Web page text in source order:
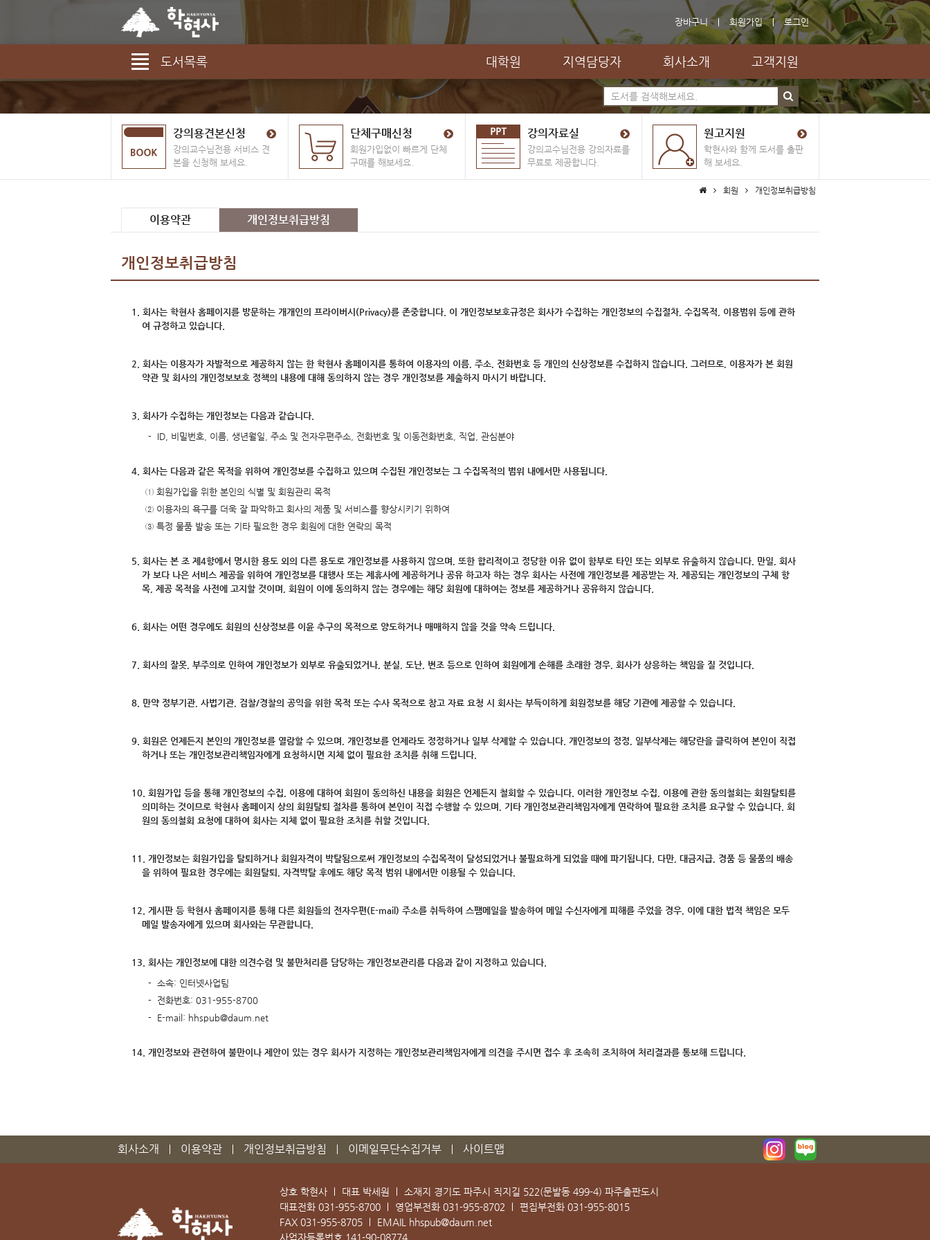
장바구니 회원가입 로그인
도서목록 대학원 지역담당자 회사소개 고객지원
강의용견본신청
강의교수님전용 서비스 견
본을 신청해 보세요.
단체구매신청
회원가입없이 빠르게 단체
구매를 해보세요.
강의자료실
강의교수님전용 강의자료를
무료로 제공합니다.
원고지원
학현사와 함께 도서를 출판
해 보세요.
회원 개인정보취급방침
이용약관 개인정보취급방침
개인정보취급방침
1. 회사는 학현사 홈페이지를 방문하는 개개인의 프라이버시(Privacy)를 존중합니다. 이 개인정보보호규정은 회사가 수집하는 개인정보의 수집절차, 수집목적, 이용범위 등에 관하
여 규정하고 있습니다.
2. 회사는 이용자가 자발적으로 제공하지 않는 한 학현사 홈페이지를 통하여 이용자의 이름, 주소, 전화번호 등 개인의 신상정보를 수집하지 않습니다. 그러므로, 이용자가 본 회원
약관 및 회사의 개인정보보호 정책의 내용에 대해 동의하지 않는 경우 개인정보를 제출하지 마시기 바랍니다.
3. 회사가 수집하는 개인정보는 다음과 같습니다.
- ID, 비밀번호, 이름, 생년월일, 주소 및 전자우편주소, 전화번호 및 이동전화번호, 직업, 관심분야
4. 회사는 다음과 같은 목적을 위하여 개인정보를 수집하고 있으며 수집된 개인정보는 그 수집목적의 범위 내에서만 사용됩니다.
① 회원가입을 위한 본인의 식별 및 회원관리 목적
② 이용자의 욕구를 더욱 잘 파악하고 회사의 제품 및 서비스를 향상시키기 위하여
③ 특정 물품 발송 또는 기타 필요한 경우 회원에 대한 연락의 목적
5. 회사는 본 조 제4항에서 명시한 용도 외의 다른 용도로 개인정보를 사용하지 않으며, 또한 합리적이고 정당한 이유 없이 함부로 타인 또는 외부로 유출하지 않습니다. 만일, 회사
가 보다 나은 서비스 제공을 위하여 개인정보를 대행사 또는 제휴사에 제공하거나 공유 하고자 하는 경우 회사는 사전에 개인정보를 제공받는 자, 제공되는 개인정보의 구체 항
목, 제공 목적을 사전에 고지할 것이며, 회원이 이에 동의하지 않는 경우에는 해당 회원에 대하여는 정보를 제공하거나 공유하지 않습니다.
6. 회사는 어떤 경우에도 회원의 신상정보를 이윤 추구의 목적으로 양도하거나 매매하지 않을 것을 약속 드립니다.
7. 회사의 잘못, 부주의로 인하여 개인정보가 외부로 유출되었거나, 분실, 도난, 변조 등으로 인하여 회원에게 손해를 초래한 경우, 회사가 상응하는 책임을 질 것입니다.
8. 만약 정부기관, 사법기관, 검찰/경찰의 공익을 위한 목적 또는 수사 목적으로 참고 자료 요청 시 회사는 부득이하게 회원정보를 해당 기관에 제공할 수 있습니다.
9. 회원은 언제든지 본인의 개인정보를 열람할 수 있으며, 개인정보를 언제라도 정정하거나 일부 삭제할 수 있습니다. 개인정보의 정정, 일부삭제는 해당란을 클릭하여 본인이 직접
하거나 또는 개인정보관리책임자에게 요청하시면 지체 없이 필요한 조치를 취해 드립니다.
10. 회원가입 등을 통해 개인정보의 수집, 이용에 대하여 회원이 동의하신 내용을 회원은 언제든지 철회할 수 있습니다. 이러한 개인정보 수집, 이용에 관한 동의철회는 회원탈퇴를
의미하는 것이므로 학현사 홈페이지 상의 회원탈퇴 절차를 통하여 본인이 직접 수행할 수 있으며, 기타 개인정보관리책임자에게 연락하여 필요한 조치를 요구할 수 있습니다. 회
원의 동의철회 요청에 대하여 회사는 지체 없이 필요한 조치를 취할 것입니다.
11. 개인정보는 회원가입을 탈퇴하거나 회원자격이 박탈됨으로써 개인정보의 수집목적이 달성되었거나 불필요하게 되었을 때에 파기됩니다. 다만, 대금지급, 경품 등 물품의 배송
을 위하여 필요한 경우에는 회원탈퇴, 자격박탈 후에도 해당 목적 범위 내에서만 이용될 수 있습니다.
12. 게시판 등 학현사 홈페이지를 통해 다른 회원들의 전자우편(E-mail) 주소를 취득하여 스팸메일을 발송하여 메일 수신자에게 피해를 주었을 경우, 이에 대한 법적 책임은 모두
메일 발송자에게 있으며 회사와는 무관합니다.
13. 회사는 개인정보에 대한 의견수렴 및 불만처리를 담당하는 개인정보관리를 다음과 같이 지정하고 있습니다.
- 소속: 인터넷사업팀
- 전화번호: 031-955-8700
- E-mail: hhspub@daum.net
14. 개인정보와 관련하여 불만이나 제안이 있는 경우 회사가 지정하는 개인정보관리책임자에게 의견을 주시면 접수 후 조속히 조치하여 처리결과를 통보해 드립니다.
회사소개 이용약관 개인정보취급방침 이메일무단수집거부 사이트맵
상호 학현사 대표 박세원
소재지 경기도 파주시 직지길 522(문발동 499-4) 파주출판도시
대표전화 031-955-8700 영업부전화 031-955-8702 편집부전화 031-955-8015
FAX 031-955-8705 EMAIL
hhspub@daum.net
사업자등록번호 141-90-08774